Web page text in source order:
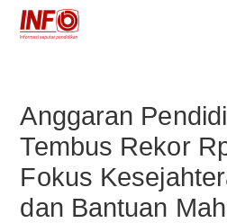
Anggaran
Tembus Rekor
Fokus
dan Bantuan